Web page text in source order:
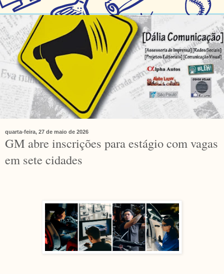
quarta-feira, 27 de maio de 2026
GM abre inscrições para estágio com vagas
em sete cidades